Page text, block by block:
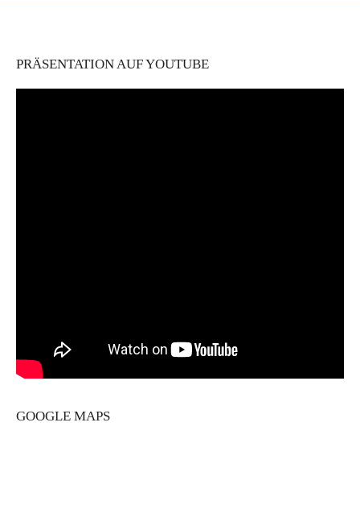
PRÄSENTATION AUF YOUTUBE
GOOGLE MAPS